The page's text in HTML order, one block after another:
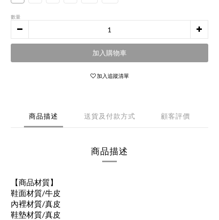
數量
加入購物車
加入追蹤清單
商品描述 送貨及付款方式 顧客評價
商品描述
【商品材質】
鞋面材質/牛皮
內裡材質/真皮
鞋墊材質/真皮